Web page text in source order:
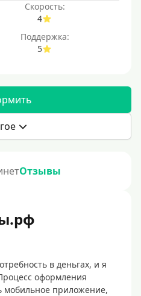
Скорость:
4
Поддержка:
5
Отзывы
в деньгах, и я
оформления
мобильное приложение,